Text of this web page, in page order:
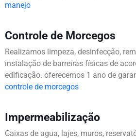
manejo
Controle de Morcegos
Realizamos limpeza, desinfecção,
instalação de barreiras físicas de
edificação. oferecemos 1 ano de
controle de morcegos
Impermeabilização
Caixas de agua, lajes, muros,